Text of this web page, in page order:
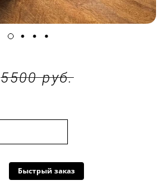
5500 руб.
Быстрый заказ